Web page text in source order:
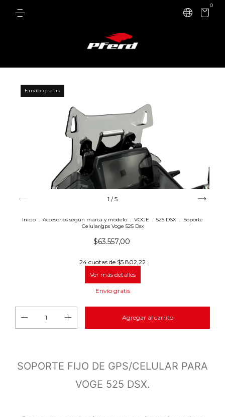
0
Envío gratis
1 /5
Inicio . Accesorios según marca y modelo . VOGE . 525 DSX . Soporte
Celular/gps Voge 525 Dsx
$63.557,00
24 cuotas de $5.802,22
Ver más detalles
Envío gratis
SOPORTE FIJO DE GPS/CELULAR PARA
VOGE 525 DSX.